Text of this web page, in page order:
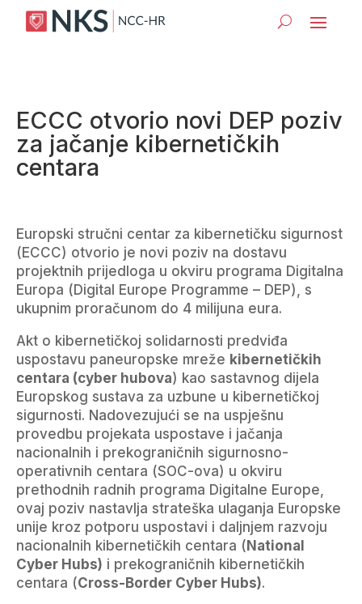
ECCC otvorio novi DEP poziv
za jačanje kibernetičkih
centara
Europski stručni centar za kibernetičku sigurnost
(ECCC) otvorio je novi poziv na dostavu
projektnih prijedloga u okviru programa Digitalna
Europa (Digital Europe Programme – DEP), s
ukupnim proračunom do 4 milijuna eura.
Akt o kibernetičkoj solidarnosti predviđa
uspostavu paneuropske mreže kibernetičkih
centara (cyber hubova) kao sastavnog dijela
Europskog sustava za uzbune u kibernetičkoj
sigurnosti. Nadovezujući se na uspješnu
provedbu projekata uspostave i jačanja
nacionalnih i prekograničnih sigurnosno-
operativnih centara (SOC-ova) u okviru
prethodnih radnih programa Digitalne Europe,
ovaj poziv nastavlja strateška ulaganja Europske
unije kroz potporu uspostavi i daljnjem razvoju
nacionalnih kibernetičkih centara ( National
Cyber Hubs) i prekograničnih kibernetičkih
centara (Cross-Border Cyber Hubs).